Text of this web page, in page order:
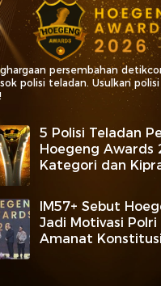
persembahan
polisi teladan. Usulkan
5 Polisi Teladan
Hoegeng Awards
Kategori dan
IM57+ Sebut
Jadi Motivasi Polri
Amanat Konstitusi